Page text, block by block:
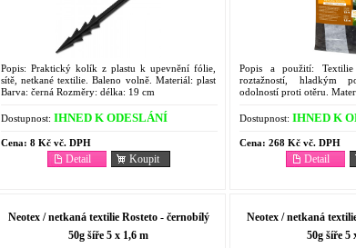
Popis: Praktický kolík z plastu k upevnění fólie,
sítě, netkané textilie. Baleno volně. Materiál: plast
Barva: černá Rozměry: délka: 19 cm
Dostupnost: IHNED K ODESLÁNÍ
Cena: 8 Kč vč. DPH
Koupit
Detail
Popis a použití:
roztažností, hladkým
odolností proti otěru.
Dostupnost: IHNED K
Cena: 268 Kč vč. DPH
Detail
Neotex / netkaná textilie Rosteto - černobílý
50g šíře 5 x 1,6 m
Neotex / netkaná
50g šíře 5